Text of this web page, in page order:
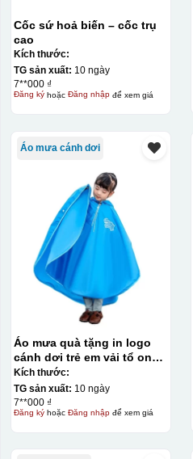
Cốc sứ hoả biến – cốc trụ
cao
Kích thước:
TG sản xuất: 10 ngày
7**000 ₫
Đăng kýhoặc Đăng nhậpđể xem giá
Áo mưa cánh dơi
Áo mưa quà tặng in logo
cánh dơi trẻ em vải tổ ong
KQ-AM11
Kích thước:
TG sản xuất: 10 ngày
7**000 ₫
Đăng kýhoặc Đăng nhậpđể xem giá